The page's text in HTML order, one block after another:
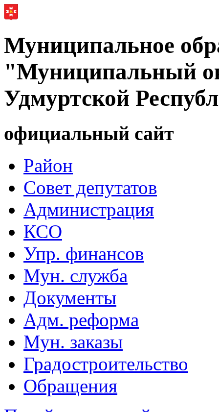
Муниципальное
"Муниципальный
Удмуртской
официальный сайт
Район
Совет депутатов
Администрация
КСО
Упр. финансов
Мун. служба
Документы
Адм. реформа
Мун. заказы
Градостроительство
Обращения